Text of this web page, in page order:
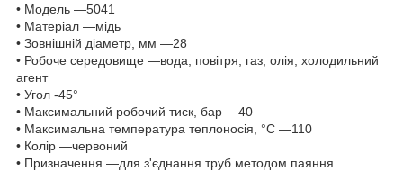
• Модель —5041
• Матеріал —мідь
• Зовнішній діаметр, мм —28
• Робоче середовище —вода, повітря, газ, олія, холодильний
агент
• Угол -45°
• Максимальний робочий тиск, бар —40
• Максимальна температура теплоносія, °С —110
• Колір —червоний
• Призначення —для з'єднання труб методом паяння